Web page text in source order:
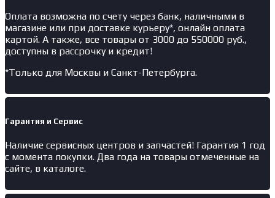
Оплата возможна по счету через банк, наличными в
магазине или при доставке курьеру*, онлайн оплата
картой. А также, все товары от 3000 до 550000 руб.,
доступны в рассрочку и кредит!
*Только для Москвы и Санкт-Петербурга.
Гарантия и Сервис
Наличие сервисных центров и запчастей! Гарантия 1 год
с момента покупки. Два года на товары отмеченные на
сайте, в каталоге.